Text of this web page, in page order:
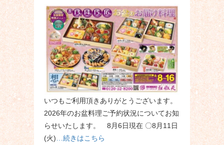
いつもご利用頂きありがとうございます。
2026年のお盆料理ご予約状況についてお知
らせいたします。 8月6日現在 〇8月11日
(火) …続きはこちら